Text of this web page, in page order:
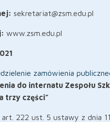
sekretariat@zsm.edu.pl
www.zsm.edu.pl
zamówienia
do internatu Zespołu
trzy części”
222 ust. 5 ustawy z dnia